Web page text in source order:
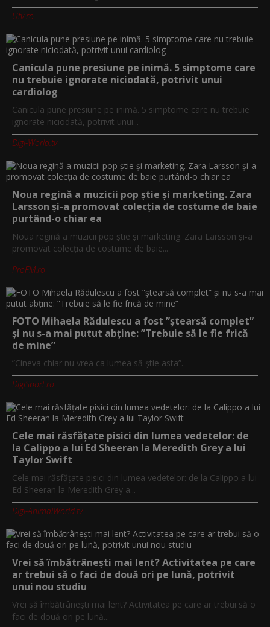
Utv.ro
Canicula pune presiune pe inimă. 5 simptome care
nu trebuie ignorate niciodată, potrivit unui
cardiolog
Canicula pune presiune pe inimă. 5 simptome care nu trebuie
ignorate niciodată, potrivit unui...
Digi-World.tv
Noua regină a muzicii pop știe și marketing. Zara
Larsson și-a promovat colecția de costume de baie
purtând-o chiar ea
Noua regină a muzicii pop știe și marketing. Zara Larsson și-a
promovat colecția de costume de baie...
ProFM.ro
FOTO Mihaela Rădulescu a fost ”ștearsă complet”
și nu s-a mai putut abține: ”Trebuie să le fie frică
de mine”
”Cineva chiar nu vrea ca lumea să știe asta”.
DigiSport.ro
Cele mai răsfățate pisici din lumea vedetelor: de
la Calippo a lui Ed Sheeran la Meredith Grey a lui
Taylor Swift
Cele mai răsfățate pisici din lumea vedetelor: de la Calippo a lui
Ed Sheeran la Meredith Grey a...
Digi-AnimalWorld.tv
Vrei să îmbătrânești mai lent? Activitatea pe care
ar trebui să o faci de două ori pe lună, potrivit
unui nou studiu
Vrei să îmbătrânești mai lent? Activitatea pe care ar trebui să o
faci de două ori pe lună...